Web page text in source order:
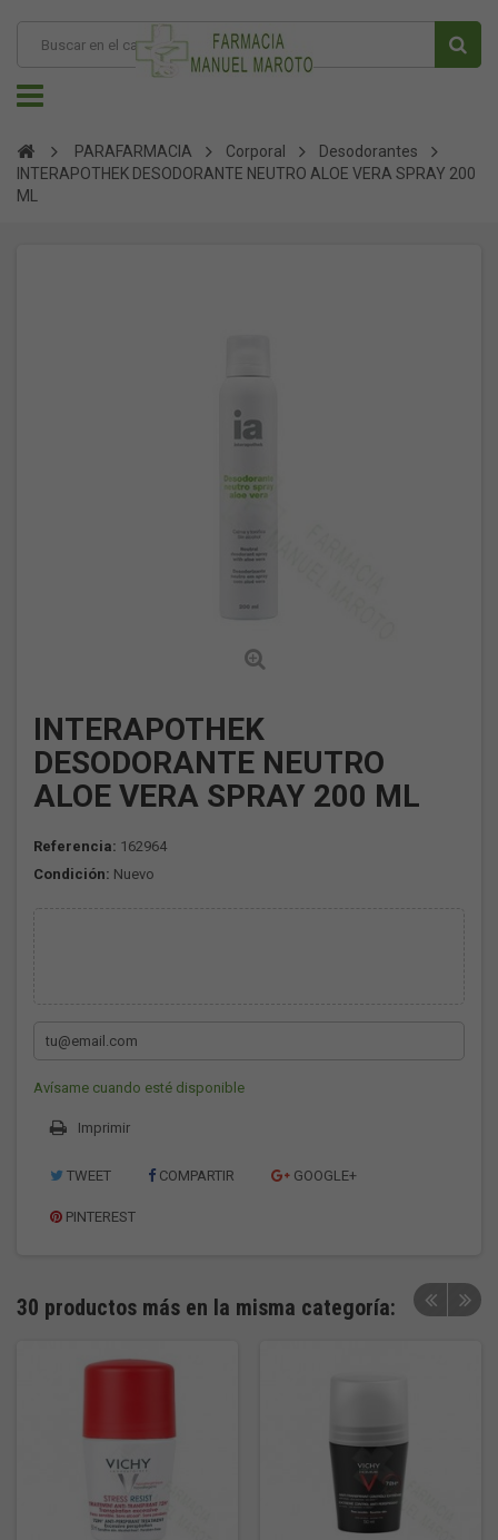
PARAFARMACIA Corporal
Desodorantes
INTERAPOTHEK DESODORANTE NEUTRO ALOE VERA SPRAY 200
ML
INTERAPOTHEK
DESODORANTE NEUTRO
ALOE VERA SPRAY 200 ML
Referencia: 162964
Condición: Nuevo
Avísame cuando esté disponible
Imprimir
TWEET COMPARTIR GOOGLE+
PINTEREST
30 productos más en la misma categoría: